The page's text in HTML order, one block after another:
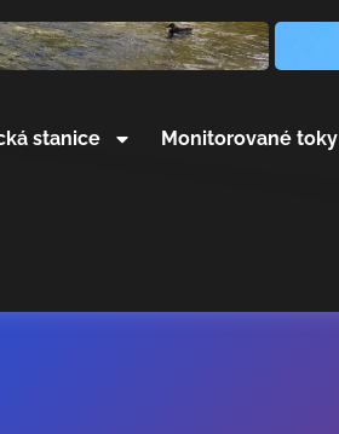
stanice Monitorované toky